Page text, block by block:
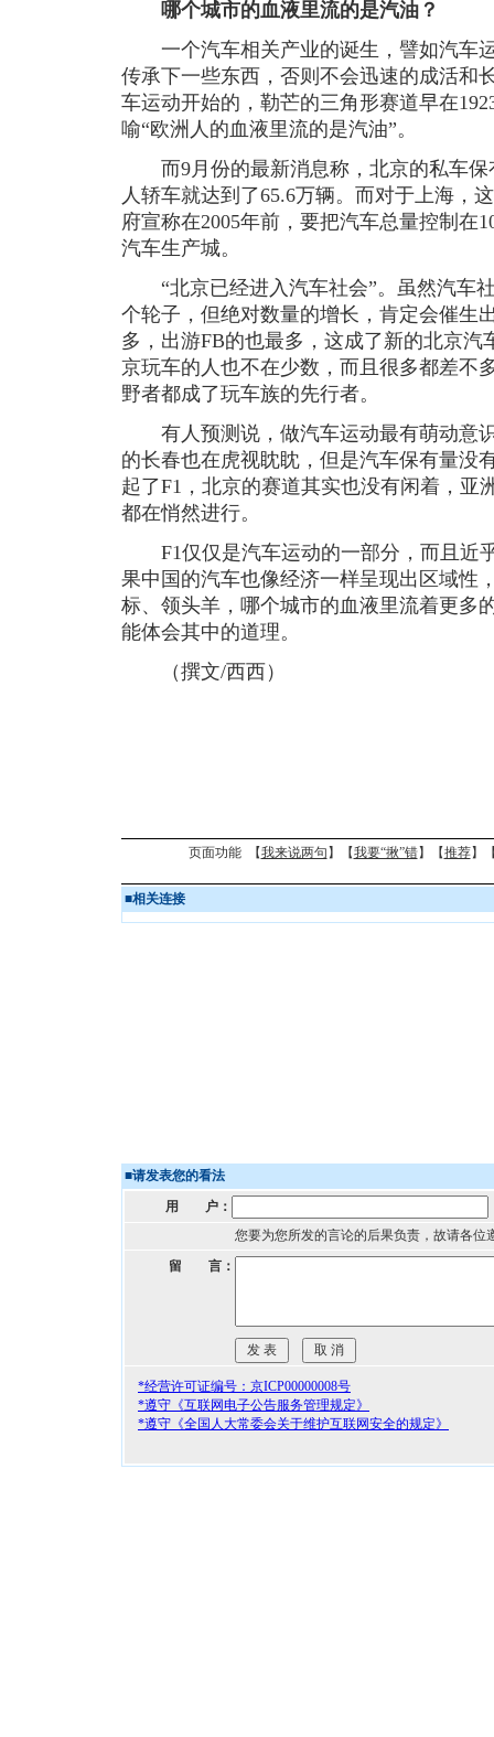
哪个城市的血液里流的是汽油？
一个汽车相关产业的诞生，譬如汽车
传承下一些东西，否则不会迅速的成活和
车运动开始的，勒芒的三角形赛道早在
喻“欧洲人的血液里流的是汽油”。
而9月份的最新消息称，北京的私车保
人轿车就达到了65.6万辆。而对于上海，
府宣称在2005年前，要把汽车总量控制在
汽车生产城。
“北京已经进入汽车社会”。虽然汽车
个轮子，但绝对数量的增长，肯定会催生
多，出游FB的也最多，这成了新的北京汽
京玩车的人也不在少数，而且很多都差不
野者都成了玩车族的先行者。
有人预测说，做汽车运动最有萌动意
的长春也在虎视眈眈，但是汽车保有量没
起了F1，北京的赛道其实也没有闲着，亚
都在悄然进行。
F1仅仅是汽车运动的一部分，而且近
果中国的汽车也像经济一样呈现出区域性
标、领头羊，哪个城市的血液里流着更多
能体会其中的道理。
（撰文/西西）
页面功能 【我来说两句 】【我要“揪”错】【推荐】
■相关连接
■请发表您的看法
用 户：
您要为您所发的言论的后果负责，故请各位
留 言：
*经营许可证编号：京ICP00000008号
*遵守《互联网电子公告服务管理规定》
*遵守《全国人大常委会关于维护互联网安全的规定》